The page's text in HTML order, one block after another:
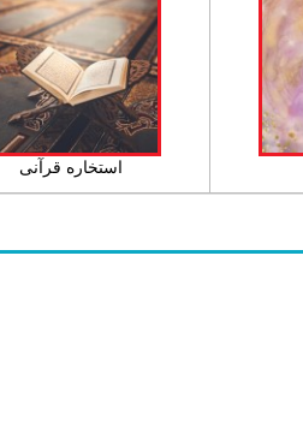
استخاره قرآنی